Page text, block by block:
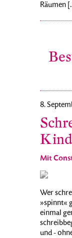
Räumen
8.
Mit
Wer
»spinnt«
einmal
und -